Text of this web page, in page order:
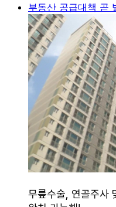
부동산 공급대책 곧